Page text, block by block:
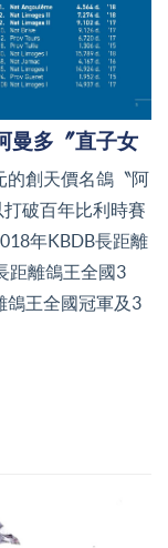
曼多〞直子女
創天價名鴿〝阿
破百年比利時賽
年KBDB長距離
距離鴿王全國3
鴿王全國冠軍及3